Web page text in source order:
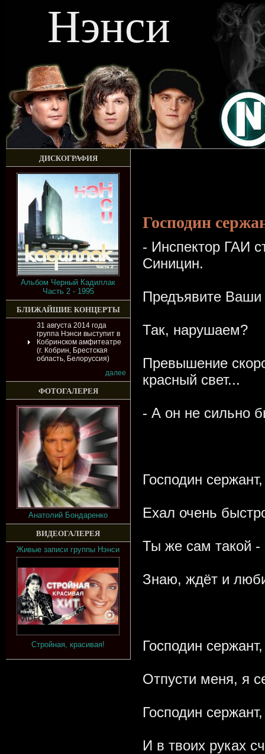
Нэнси
ДИСКОГРАФИЯ
Альбом Черный Кадиллак
Часть 2 - 1995
БЛИЖАЙШИЕ КОНЦЕРТЫ
31 августа 2014 года
группа Нэнси выступит в
Кобринском амфитеатре
(г. Кобрин, Брестская
область, Белоруссия)
далее
ФОТОГАЛЕРЕЯ
Анатолий Бондаренко
ВИДЕОГАЛЕРЕЯ
Живые записи группы Нэнси
Стройная, красивая!
Господин
- Инспектор ГАИ
Синицин.
Предъявите
Так, нарушаем?
Превышение
красный свет...
- А он не сильно
Господин
Ехал очень
Ты же сам такой -
Знаю, ждёт и
Господин
Отпусти меня, я
Господин
И в твоих руках